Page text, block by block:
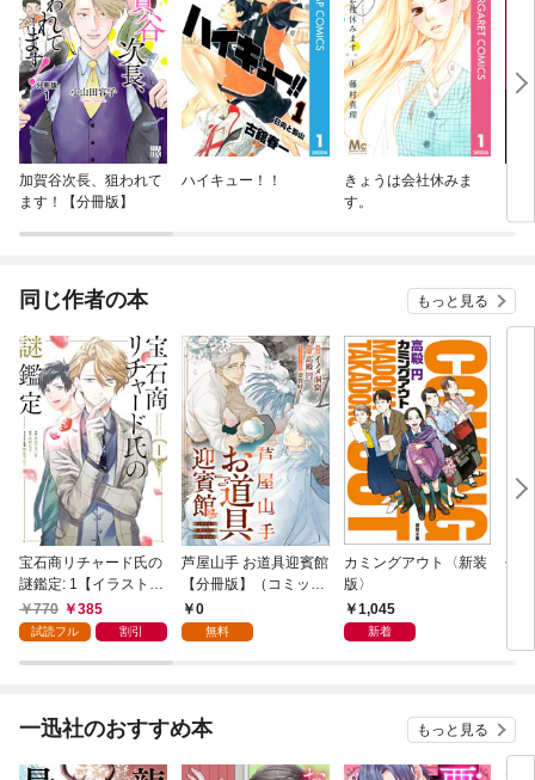
加賀谷次長、狙われて
ます！【分冊版】
ハイキュー！！
きょうは会社休みま
す。
同じ作者の本 もっと見る
宝石商リチャード氏の
謎鑑定: 1【イラスト特
典付】
770 385
試読フル 割引
芦屋山手 お道具迎賓館
【分冊版】（コミッ
ク） １話
0
無料
カミングアウト〈新装
版〉
1,045
新着
せ
一迅社のおすすめ本 もっと見る